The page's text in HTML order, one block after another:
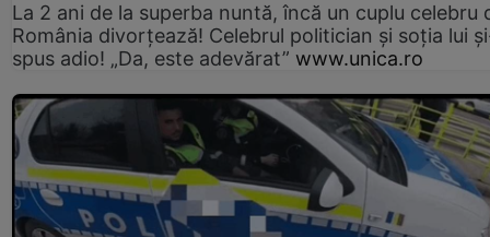
La 2 ani de la superba nuntă, încă un cuplu celebru
România divorțează! Celebrul politician și soția lui
spus adio! „Da, este adevărat” www.unica.ro